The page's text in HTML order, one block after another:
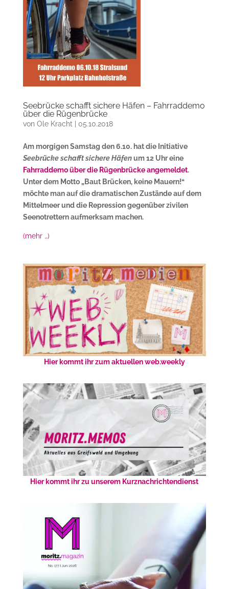
Seebrücke schafft sichere Häfen – Fahrraddemo
über die Rügenbrücke
von Ole Kracht 05.10.2018
Am morgigen Samstag den 6.10. hat die Initiative
Seebrücke schafft sichere Häfenum 12 Uhr eine
Fahrraddemo über die Rügenbrücke angemeldet.
Unter dem Motto „Baut Brücken, keine Mauern!“
möchte man auf die dramatischen Zustände auf dem
Mittelmeer und die Repression gegenüber zivilen
Seenotrettern aufmerksam machen.
(mehr …)
Hier kommt ihr zum aktuellen web.weekly
Hier kommt ihr zu unserem Kurznachrichtendienst